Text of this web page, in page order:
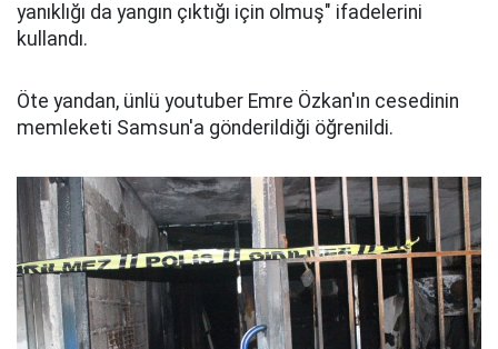
yanıklığı da yangın çıktığı için olmuş" ifadelerini
kullandı.
Öte yandan, ünlü youtuber Emre Özkan'ın cesedinin
memleketi Samsun'a gönderildiği öğrenildi.